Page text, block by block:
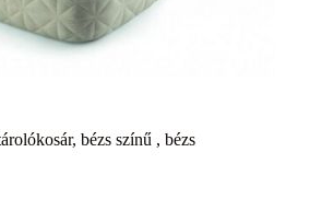
bézs színű , bézs